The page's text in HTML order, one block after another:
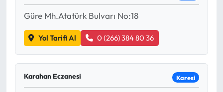
Güre Mh.Atatürk Bulvarı No:18
Yol Tarifi Al 0 (266) 384 80 36
Karahan Eczanesi Karesi
Kargı Haberleri
Kimdir?
Kültür Sanat
Laçin Haberleri